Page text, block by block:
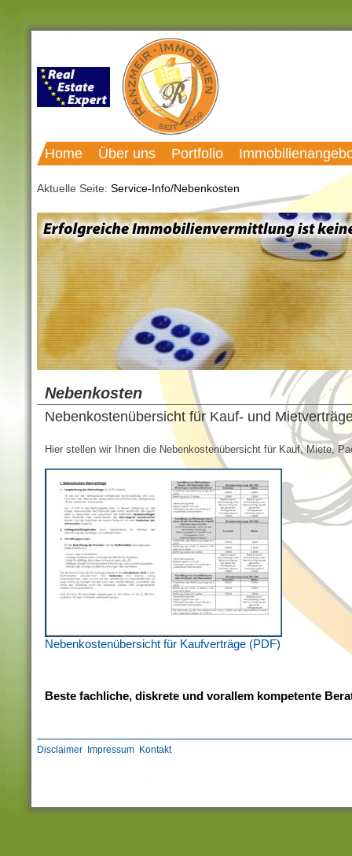
Home Über uns Portfolio
Aktuelle Seite: Service-Info/Nebenkosten
Nebenkosten
Nebenkostenübersicht für Kauf- und
Hier stellen wir Ihnen die Nebenkostenübersicht für Kauf, Miete,
Nebenkostenübersicht für Kaufverträge (PDF)
Beste fachliche, diskrete und vorallem kompetente
Disclaimer Impressum Kontakt